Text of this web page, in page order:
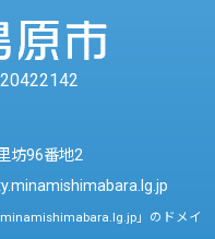
坊96番地2
」のドメイ